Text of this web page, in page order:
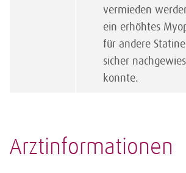
vermieden
ein erhöhtes
für andere
sicher
konnte.
Arztinformationen